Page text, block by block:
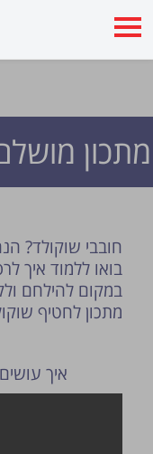
מתכון
חובבי שוקולד?
בואו ללמוד איך
במקום להילחם
מתכון לחטיף
איך